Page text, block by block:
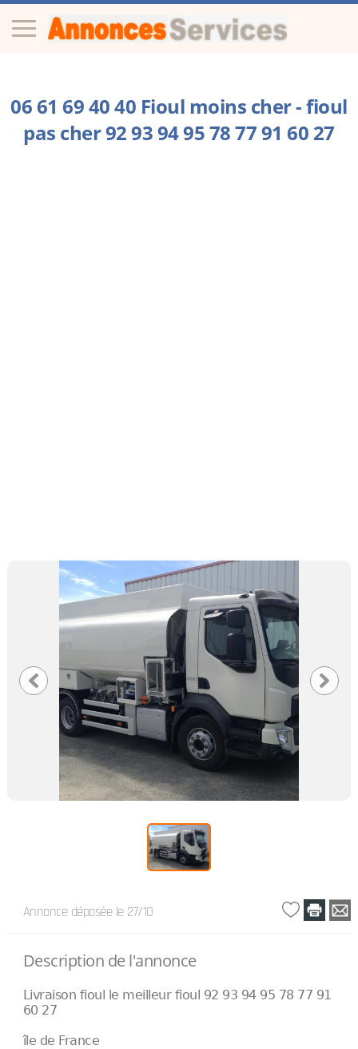
06 61 69 40 40 Fioul moins cher - fioul
pas cher 92 93 94 95 78 77 91 60 27
Annonce déposée le 27/10
Description de l'annonce
Livraison fioul le meilleur fioul 92 93 94 95 78 77 91
60 27
île de France